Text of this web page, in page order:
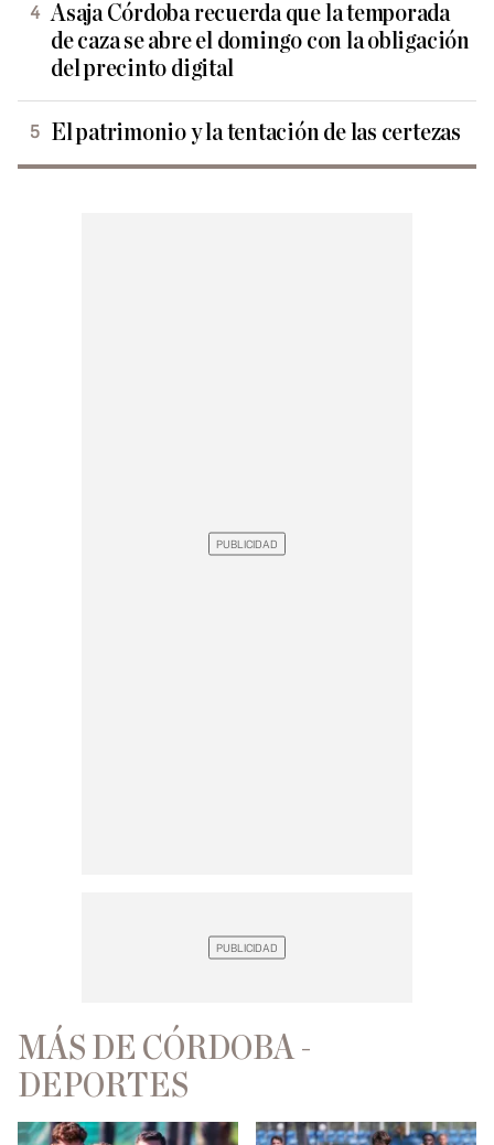
Asaja Córdoba recuerda que la temporada
de caza se abre el domingo con la obligación
del precinto digital
El patrimonio y la tentación de las certezas
MÁS DE CÓRDOBA -
DEPORTES